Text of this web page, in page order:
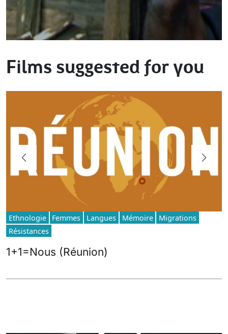
Films suggested for you
Ethnologie Femmes Langues Mémoire
Migrations
Résistances
1+1=Nous (Réunion)